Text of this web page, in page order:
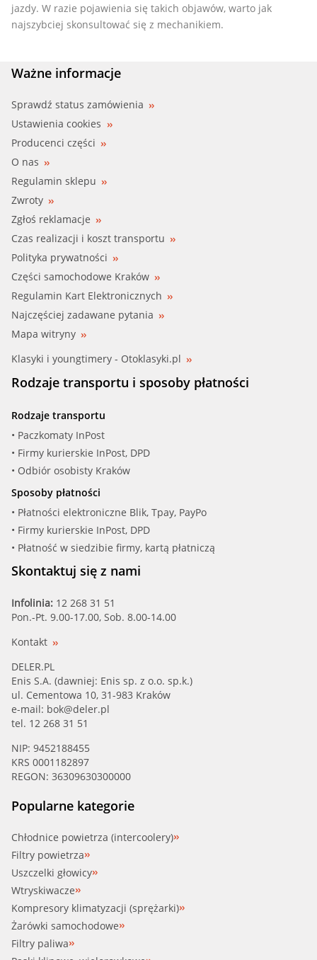
jazdy. W razie pojawienia się takich objawów, warto jak
najszybciej skonsultować się z mechanikiem.
Ważne informacje
Sprawdź status zamówienia
Ustawienia cookies
Producenci części
O nas
Regulamin sklepu
Zwroty
Zgłoś reklamacje
Czas realizacji i koszt transportu
Polityka prywatności
Części samochodowe Kraków
Regulamin Kart Elektronicznych
Najczęściej zadawane pytania
Mapa witryny
Klasyki i youngtimery - Otoklasyki.pl
Rodzaje transportu i sposoby płatności
Rodzaje transportu
• Paczkomaty InPost
• Firmy kurierskie InPost, DPD
• Odbiór osobisty Kraków
Sposoby płatności
• Płatności elektroniczne Blik, Tpay, PayPo
• Firmy kurierskie InPost, DPD
• Płatność w siedzibie firmy, kartą płatniczą
Skontaktuj się z nami
Infolinia: 12 268 31 51
Pon.-Pt. 9.00-17.00, Sob. 8.00-14.00
Kontakt
DELER.PL
Enis S.A. (dawniej: Enis sp. z o.o. sp.k.)
ul. Cementowa 10, 31-983 Kraków
e-mail: bok@deler.pl
tel. 12 268 31 51
NIP: 9452188455
KRS 0001182897
REGON: 36309630300000
Popularne kategorie
Chłodnice powietrza (intercoolery)
Filtry powietrza
Uszczelki głowicy
Wtryskiwacze
Kompresory klimatyzacji (sprężarki)
Żarówki samochodowe
Filtry paliwa